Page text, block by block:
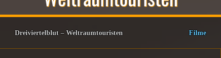
Dreiviertelblut – Weltraumtouristen Filme